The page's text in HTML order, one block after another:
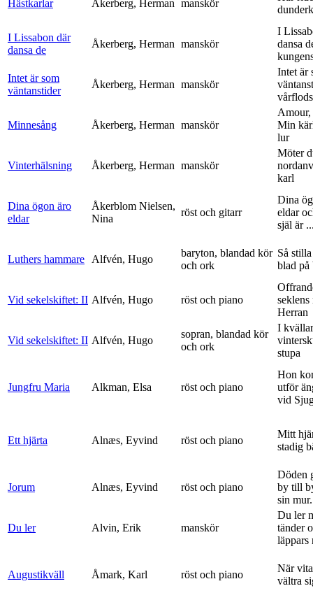
Hästkarlar Åkerberg, Herman manskör
I Lissabon där
dansa de
Åkerberg, Herman manskör
I
dansa
Intet är som
väntanstider
Åkerberg, Herman manskör
Intet är
Minnesång Åkerberg, Herman manskör
Min
lur
Vinterhälsning Åkerberg, Herman manskör
Möter
karl
Dina ögon äro
eldar
Åkerblom Nielsen,
Nina
röst och gitarr
Dina
eldar
själ är
Luthers hammare Alfvén, Hugo
baryton, blandad kör
och ork
Så
blad på
Vid sekelskiftet: II Alfvén, Hugo röst och piano
Herran
Vid sekelskiftet: II Alfvén, Hugo
sopran, blandad kör
och ork
I
stupa
Jungfru Maria Alkman, Elsa röst och piano
Hon
utför
vid
Ett hjärta Alnæs, Eyvind röst och piano
Mitt
stadig
Jorum Alnæs, Eyvind röst och piano
Döden
by till
sin
Du ler Alvin, Erik manskör
Du ler
tänder
läppars
Augustikväll Åmark, Karl röst och piano
När
vältra